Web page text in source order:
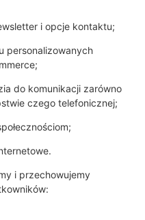
i opcje kontaktu;
personalizowanych
do komunikacji zarówno
czego telefonicznej;
i przechowujemy